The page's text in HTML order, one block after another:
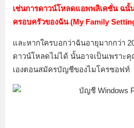
เช่นการดาวน์โหลดแอพพลิเคชั่น ฉนั้
ครอบครัวของฉัน (My Family
และหากใครบอกว่าฉันอายุมากกว่า
ดาวน์โหลดไม่ได้ นั้นอาจเป็นเพรา
เองตอนสมัครบัญชีของไมโครซอฟท์